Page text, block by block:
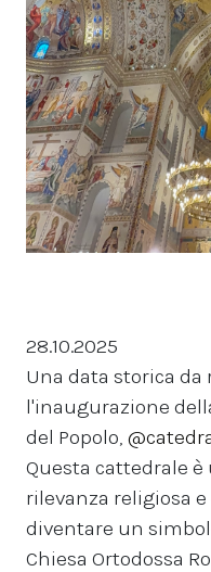
28.10.2025
Una data storica da
l'inaugurazione
del Popolo,
Questa cattedrale
rilevanza religiosa
diventare un
Chiesa Ortodossa